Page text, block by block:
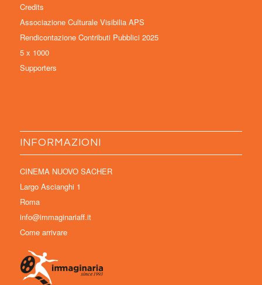
Credits
Associazione Culturale Visibilia APS
Rendicontazione Contributi Pubblici 2025
5 x 1000
Supporters
INFORMAZIONI
CINEMA NUOVO SACHER
Largo Ascianghi 1
Roma
info@immaginariaff.it
Come arrivare